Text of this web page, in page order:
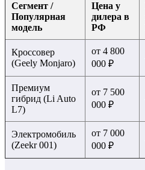
Сегмент /
Популярная
модель
Цена у
дилера в
РФ
Кроссовер
(Geely Monjaro)
от 4 800
000 ₽
Премиум
гибрид (Li Auto
L7)
от 7 500
000 ₽
Электромобиль
(Zeekr 001)
от 7 000
000 ₽